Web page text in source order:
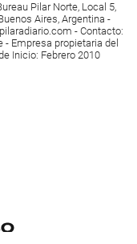
Pilar Norte, Local 5,
Aires, Argentina -
- Contacto:
- Empresa propietaria del
Inicio: Febrero 2010